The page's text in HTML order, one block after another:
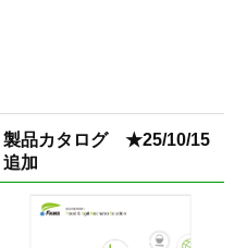
製品カタログ ★25/10/15
追加